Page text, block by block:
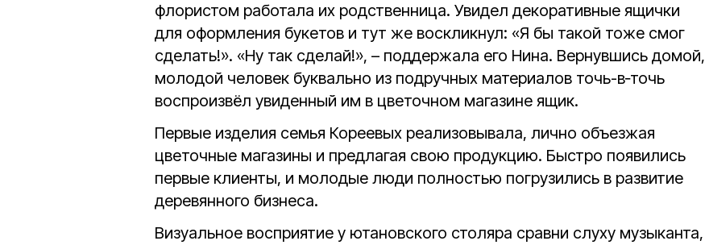
флористом работала их родственница. Увидел декоративные ящички
для оформления букетов и тут же воскликнул: «Я бы такой тоже смог
сделать!». «Ну так сделай!», – поддержала его Нина. Вернувшись домой,
молодой человек буквально из подручных материалов точь-в‑точь
воспроизвёл увиденный им в цветочном магазине ящик.
Первые изделия семья Кореевых реализовывала, лично объезжая
цветочные магазины и предлагая свою продукцию. Быстро появились
первые клиенты, и молодые люди полностью погрузились в развитие
деревянного бизнеса.
Визуальное восприятие у ютановского столяра сравни слуху музыканта,